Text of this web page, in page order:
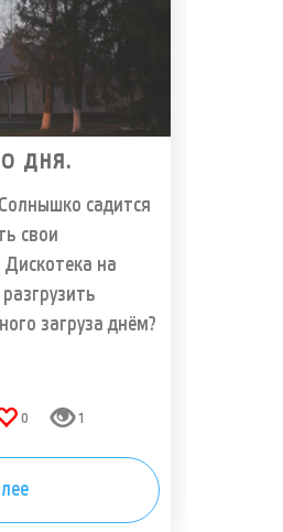
ДНЯ.
садится
свои
Дискотека на
загруза днём?
0 1